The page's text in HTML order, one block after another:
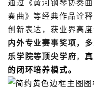
通过《黄河钢琴协奏
奏曲》等经典作品诠
创新表达，获业界高
内外专业赛事奖项，
乐学院等顶尖学府，
的闭环培养模式。